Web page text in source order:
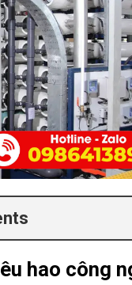
hao công